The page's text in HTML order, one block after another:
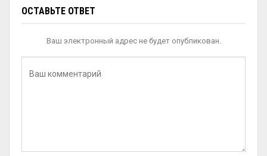
ОСТАВЬТЕ ОТВЕТ
Ваш электронный адрес не будет опубликован.